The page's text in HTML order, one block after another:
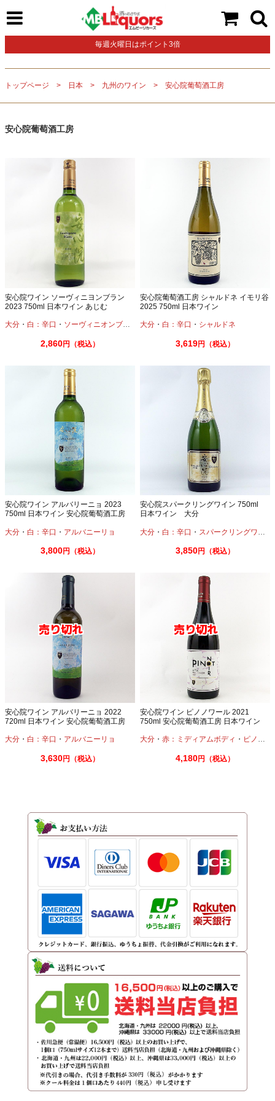
毎週火曜日はポイント3倍
トップページ 日本 九州のワイン 安心院葡萄酒工房
安心院葡萄酒工房
安心院ワイン ソーヴィニヨンブラン
2023 750ml 日本ワイン あじむ
大分 ・ 白：辛口 ・ ソーヴィニオンブラン
2,860円（税込）
安心院葡萄酒工房 シャルドネ イモリ谷
2025 750ml 日本ワイン
大分 ・ 白：辛口 ・ シャルドネ
3,619円（税込）
安心院ワイン アルバリーニョ 2023
750ml 日本ワイン 安心院葡萄酒工房
大分 ・ 白：辛口 ・ アルバニーリョ
3,800円（税込）
安心院スパークリングワイン 750ml
日本ワイン 大分
大分 ・ 白：辛口 ・ スパークリングワイン
3,850円（税込）
安心院ワイン アルバリーニョ 2022
720ml 日本ワイン 安心院葡萄酒工房
大分 ・ 白：辛口 ・ アルバニーリョ
3,630円（税込）
安心院ワイン ピノノワール 2021
750ml 安心院葡萄酒工房 日本ワイン
大分 ・赤：ミディアムボディ ・ ピノノワール
4,180円（税込）